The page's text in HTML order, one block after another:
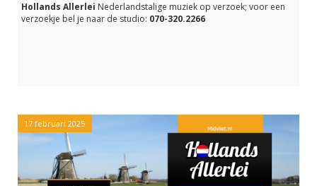
Hollands Allerlei Nederlandstalige muziek op verzoek; voor een
verzoekje bel je naar de studio: 070-320.2266
17 februari 2025